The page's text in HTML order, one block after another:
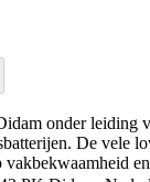
onder leiding
De vele